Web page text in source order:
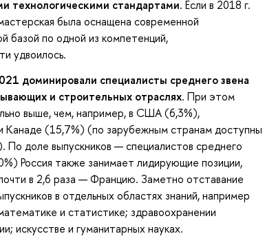
технологическими стандартами. Если в 2018 г.
была оснащена современной
базой по одной из компетенций,
удвоилось.
доминировали специалисты среднего звена
и строительных отраслях. При этом
выше, чем, например, в США (6,3%),
Канаде (15,7%) (по зарубежным странам доступны
доле выпускников — специалистов среднего
Россия также занимает лидирующие позиции,
в 2,6 раза — Францию. Заметно отставание
в отдельных областях знаний, например
и статистике; здравоохранении
искусстве и гуманитарных науках.